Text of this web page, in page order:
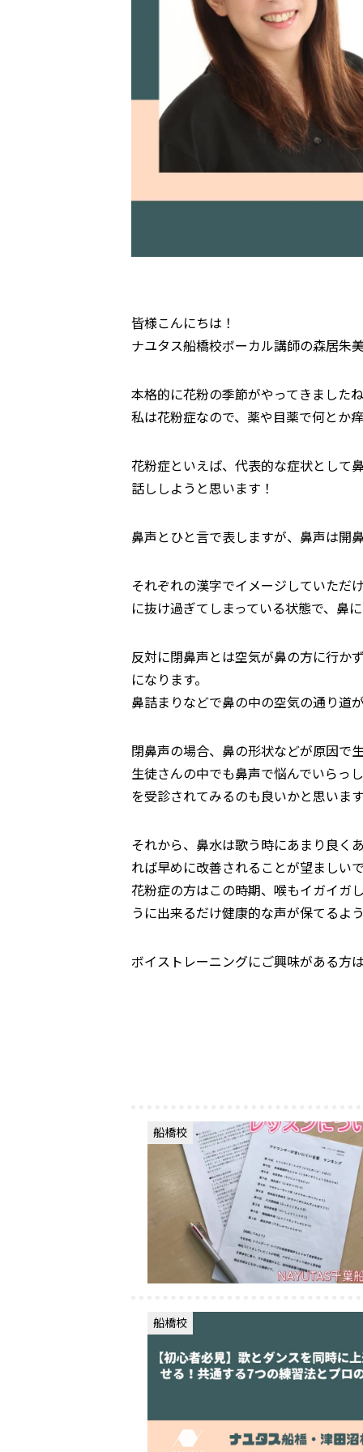
皆様こんにちは！
ナユタス船橋校ボーカル講師の森居朱
本格的に花粉の季節がやってきましたね
私は花粉症なので、薬や目薬で何とか
花粉症といえば、代表的な症状として
話ししようと思います！
鼻声とひと言で表しますが、鼻声は開
それぞれの漢字でイメージしていただ
に抜け過ぎてしまっている状態で、鼻
反対に閉鼻声とは空気が鼻の方に行か
になります。
鼻詰まりなどで鼻の中の空気の通り道
閉鼻声の場合、鼻の形状などが原因で
生徒さんの中でも鼻声で悩んでいらっ
を受診されてみるのも良いかと思いま
それから、鼻水は歌う時にあまり良く
れば早めに改善されることが望ましい
花粉症の方はこの時期、喉もイガイガ
うに出来るだけ健康的な声が保てるよ
ボイストレーニングにご興味がある方
船橋校
船橋校